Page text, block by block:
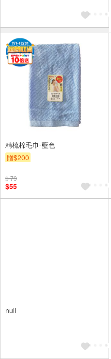
精梳棉毛巾-藍色
贈$200
$ 79
$55
null